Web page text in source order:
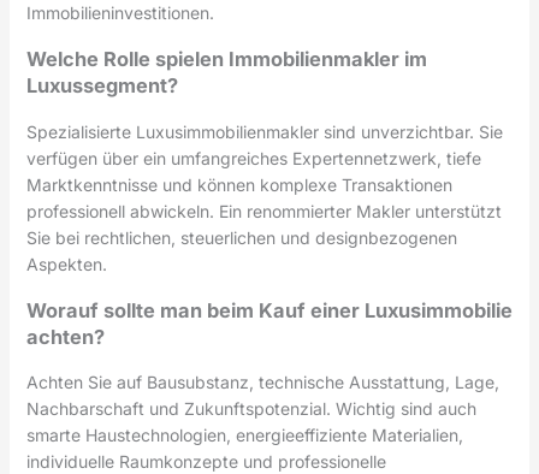
Immobilieninvestitionen.
Welche Rolle spielen Immobilienmakler im
Luxussegment?
Spezialisierte Luxusimmobilienmakler sind unverzichtbar. Sie
verfügen über ein umfangreiches Expertennetzwerk, tiefe
Marktkenntnisse und können komplexe Transaktionen
professionell abwickeln. Ein renommierter Makler unterstützt
Sie bei rechtlichen, steuerlichen und designbezogenen
Aspekten.
Worauf sollte man beim Kauf einer Luxusimmobilie
achten?
Achten Sie auf Bausubstanz, technische Ausstattung, Lage,
Nachbarschaft und Zukunftspotenzial. Wichtig sind auch
smarte Haustechnologien, energieeffiziente Materialien,
individuelle Raumkonzepte und professionelle